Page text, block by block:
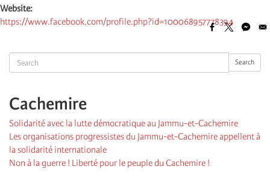
Search Search
Cachemire
Solidarité avec la lutte démocratique au Jammu-et-Cachemire
Les organisations progressistes du Jammu-et-Cachemire appellent à
la solidarité internationale
Non à la guerre ! Liberté pour le peuple du Cachemire !
Website
https://www.facebook.com/profile.php?id=100068957778394